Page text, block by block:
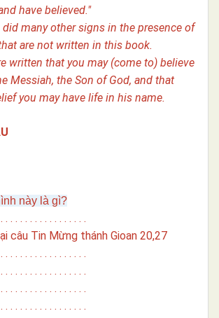
have believed."
many other signs in the presence of
are not written in this book.
written that you may (come to) believe
Messiah, the Son of God, and that
you may have life in his name.
này là gì?
. . . . . . . . . . . . . . . . .
câu Tin Mừng thánh Gioan 20,27
. . . . . . . . . . . . . . . . .
. . . . . . . . . . . . . . . . .
. . . . . . . . . . . . . . . . .
. . . . . . . . . . . . . . . . .